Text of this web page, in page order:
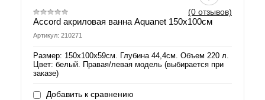
(0 отзывов)
Accord акриловая ванна Aquanet 150x100см
Артикул: 210271
Размер: 150х100х59см. Глубина 44,4см. Объем 220 л.
Цвет: белый. Правая/левая модель (выбирается при
заказе)
Добавить к сравнению